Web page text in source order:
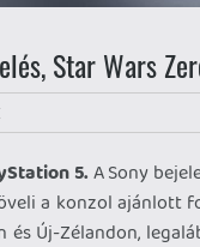
Star Wars
5.A Sony
a konzol ajánlott
és Új-Zélandon,